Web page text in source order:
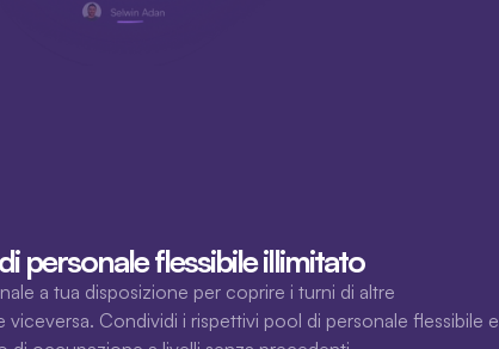
personale flessibile illimitato
a tua disposizione per coprire i turni di altre
viceversa. Condividi i rispettivi pool di personale flessibile e